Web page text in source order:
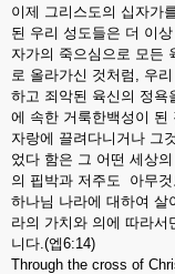
이제 그리스도의 십자가
된 우리 성도들은 더 이
자가의 죽으심으로 모든
로 올라가신 것처럼, 우
하고 죄악된 육신의 정욕
에 속한 거룩한백성이
자랑에 끌려다니거나 그
었다 함은 그 어떤 세상
의 핍박과 저주도 아무
하나님 나라에 대하여 살
라의 가치와 의에 따라
니다.(엡6:14)
Through the cross of